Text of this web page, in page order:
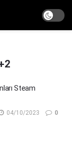
Steam
04/10/2023 0